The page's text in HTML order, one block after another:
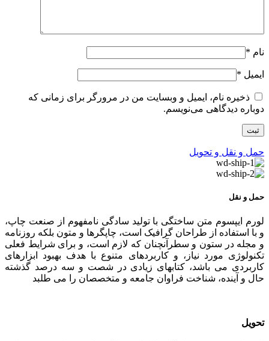
نام *
ایمیل *
ذخیره نام، ایمیل و وبسایت من در مرورگر برای زمانی که
دوباره دیدگاهی می‌نویسم.
حمل و نقل و تحویل
حمل و نقل
لورم ایپسوم متن ساختگی با تولید سادگی نامفهوم از صنعت چاپ،
و با استفاده از طراحان گرافیک است، چاپگرها و متون بلکه روزنامه
و مجله در ستون و سطرآنچنان که لازم است، و برای شرایط فعلی
تکنولوژی مورد نیاز، و کاربردهای متنوع با هدف بهبود ابزارهای
کاربردی می باشد، کتابهای زیادی در شصت و سه درصد گذشته
حال و آینده، شناخت فراوان جامعه و متخصصان را می طلبد
تحویل